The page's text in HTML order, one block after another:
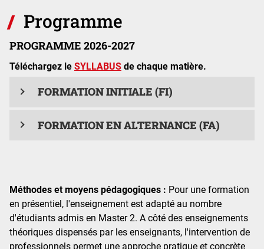
Programme
PROGRAMME 2026-2027
Téléchargez le SYLLABUS de chaque matière.
FORMATION INITIALE (FI)
FORMATION EN ALTERNANCE (FA)
Méthodes et moyens pédagogiques : Pour une formation
en présentiel, l'enseignement est adapté au nombre
d'étudiants admis en Master 2. A côté des enseignements
théoriques dispensés par les enseignants, l'intervention de
professionnels permet une approche pratique et concrète